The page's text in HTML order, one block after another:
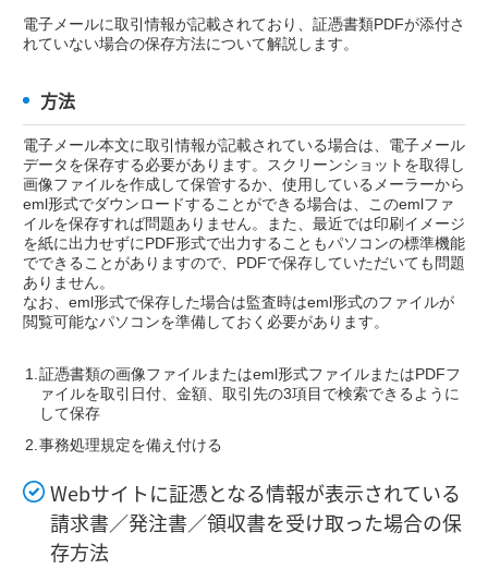
電子メールに取引情報が記載されており、証憑書類PDFが添付さ
れていない場合の保存方法について解説します。
方法
電子メール本文に取引情報が記載されている場合は、電子メール
データを保存する必要があります。スクリーンショットを取得し
画像ファイルを作成して保管するか、使用しているメーラーから
eml形式でダウンロードすることができる場合は、このemlファ
イルを保存すれば問題ありません。また、最近では印刷イメージ
を紙に出力せずにPDF形式で出力することもパソコンの標準機能
でできることがありますので、PDFで保存していただいても問題
ありません。
なお、eml形式で保存した場合は監査時はeml形式のファイルが
閲覧可能なパソコンを準備しておく必要があります。
証憑書類の画像ファイルまたはeml形式ファイルまたはPDFフ
ァイルを取引日付、金額、取引先の3項目で検索できるように
して保存
事務処理規定を備え付ける
Webサイトに証憑となる情報が表示されている
請求書／発注書／領収書を受け取った場合の保
存方法